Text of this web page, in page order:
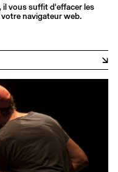
vous suffit d'effacer les
navigateur web.